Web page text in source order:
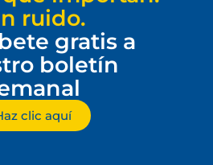
ruido.
gratis a
boletín
clic aquí